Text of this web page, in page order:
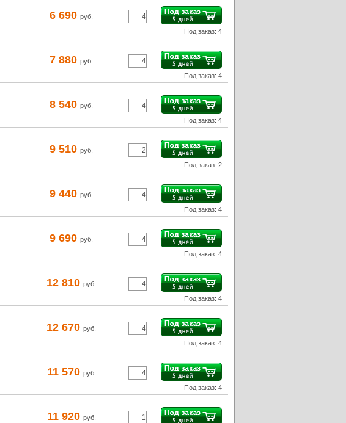
6 690 руб.
Под заказ: 4
7 880 руб.
Под заказ: 4
8 540 руб.
Под заказ: 4
9 510 руб.
Под заказ: 2
9 440 руб.
Под заказ: 4
9 690 руб.
Под заказ: 4
12 810 руб.
Под заказ: 4
12 670 руб.
Под заказ: 4
11 570 руб.
Под заказ: 4
11 920 руб.